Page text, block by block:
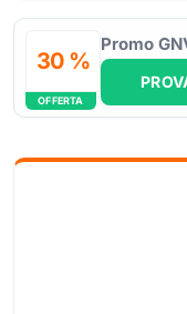
30 %
OFFERTA
Promo